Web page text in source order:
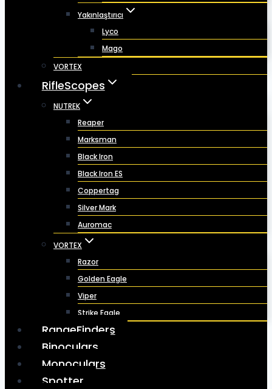
Yakınlaştırıcı
Lyco
Mago
VORTEX
RifleScopes
NUTREK
Reaper
Marksman
Black Iron
Black Iron ES
Coppertag
Silver Mark
Auromac
VORTEX
Razor
Golden Eagle
Viper
Strike Eagle
RangeFinders
Binoculars
Monoculars
Spotter